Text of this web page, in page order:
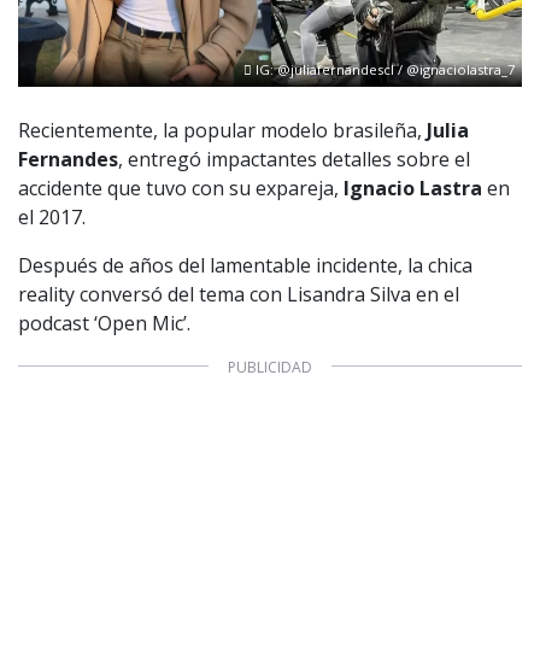
IG: @juliafernandescl / @ignaciolastra_7
Recientemente, la popular modelo brasileña, Julia
Fernandes, entregó impactantes detalles sobre el
accidente que tuvo con su expareja, Ignacio Lastra en
el 2017.
Después de años del lamentable incidente, la chica
reality conversó del tema con Lisandra Silva en el
podcast ‘Open Mic’.